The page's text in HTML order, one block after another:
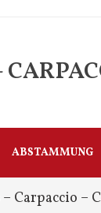
ABSTAMMUNG
Carpaccio –